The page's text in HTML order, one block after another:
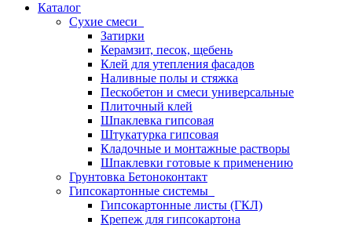
Каталог
Сухие смеси
Затирки
Керамзит, песок, щебень
Клей для утепления фасадов
Наливные полы и стяжка
Пескобетон и смеси универсальные
Плиточный клей
Шпаклевка гипсовая
Штукатурка гипсовая
Кладочные и монтажные растворы
Шпаклевки готовые к применению
Грунтовка Бетоноконтакт
Гипсокартонные системы
Гипсокартонные листы (ГКЛ)
Крепеж для гипсокартона